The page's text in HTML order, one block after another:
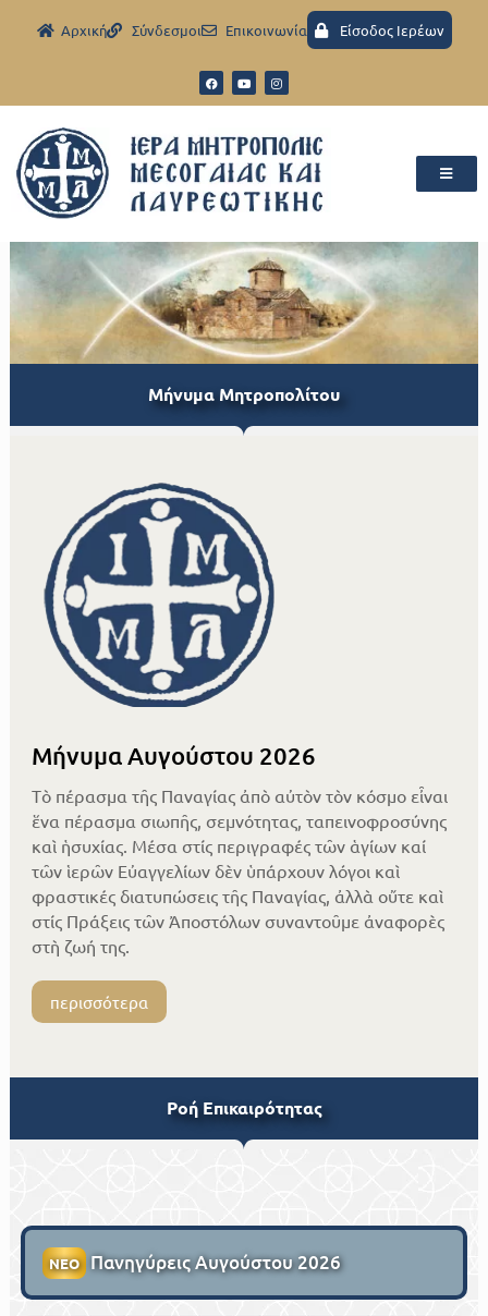
Aρχική Σύνδεσμοι Eπικοινωνία Είσοδος Ιερέων
Μήνυμα Μητροπολίτου
Μήνυμα Αυγούστου 2026
Τὸ πέρασμα τῆς Παναγίας ἀπὸ αὐτὸν τὸν κόσμο εἶναι
ἕνα πέρασμα σιωπῆς, σεμνότητας, ταπεινοφροσύνης
καὶ ἡσυχίας. Μέσα στίς περιγραφές τῶν ἁγίων καί
τῶν ἱερῶν Εὐαγγελίων δὲν ὑπάρχουν λόγοι καὶ
φραστικές διατυπώσεις τῆς Παναγίας, ἀλλὰ οὔτε καὶ
στίς Πράξεις τῶν Ἀποστόλων συναντοῦμε ἀναφορὲς
στὴ ζωή της.
περισσότερα
Ροή Επικαιρότητας
ΝΕΟ Πανηγύρεις Αυγούστου 2026